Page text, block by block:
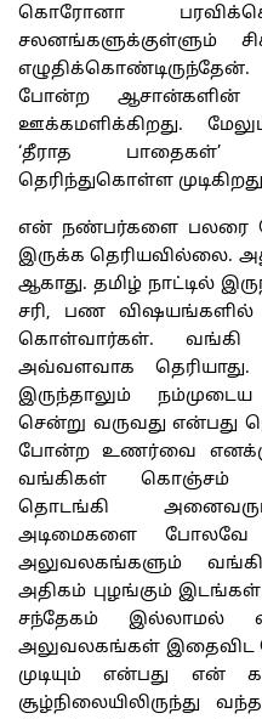
கொரோனா
சலனங்களுக்குள்ளும்
போன்ற ஆசான்களின்
ஊக்கமளிக்கிறது.
‘தீராத பாதைகள்’
தெரிந்துகொள்ள
என் நண்பர்களை பலரை
இருக்க தெரியவில்லை.
ஆகாது. தமிழ் நாட்டில்
சரி, பண
கொள்வார்கள். வங்கி
அவ்வளவாக
இருந்தாலும்
சென்று வருவது என்பது
போன்ற உணர்வை எனக்கு
வங்கிகள் கொஞ்சம்
தொடங்கி
அடிமைகளை போலவே
அலுவலகங்களும்
அதிகம் புழங்கும்
சந்தேகம் இல்லாமல்
அலுவலகங்கள் இதைவிட
முடியும் என்பது என்
சூழ்நிலையிலிருந்து